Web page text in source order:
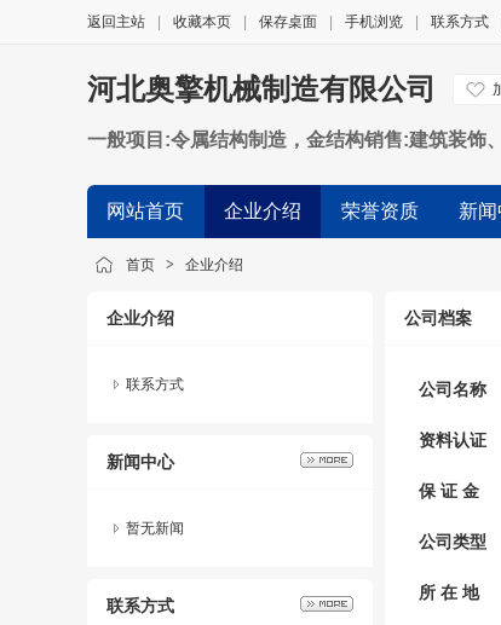
返回主站 收藏本页 保存桌面 手机浏览 联系方式
河北奥擎机械制造有限公司
一般项目:令属结构制造，金结构销售:建筑装饰
网站首页
企业介绍 荣誉资质 新
首页 > 企业介绍
企业介绍
联系方式
新闻中心
暂无新闻
联系方式
公司档案
公司名称
资料认证
保 证 金
公司类型
所 在 地